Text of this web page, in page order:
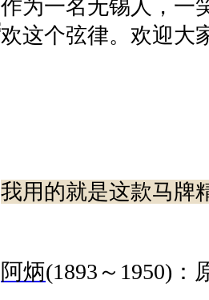
作为一名无锡人，一
欢这个弦律。欢迎大
我用的就是这款马牌
阿炳(1893～ 1950) ：